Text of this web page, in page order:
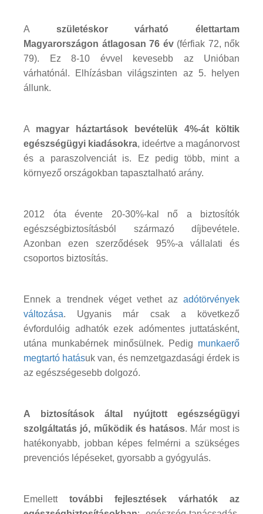
A születéskor várható élettartam
Magyarországon átlagosan 76 év(férfiak 72, nők
79). Ez 8-10 évvel kevesebb az Unióban
várhatónál. Elhízásban világszinten az 5. helyen
állunk.
A magyar háztartások bevételük 4%-át költik
egészségügyi kiadásokra, ideértve a magánorvost
és a paraszolvenciát is. Ez pedig több, mint a
környező országokban tapasztalható arány.
2012 óta évente 20-30%-kal nő a biztosítók
egészségbiztosításból származó díjbevétele.
Azonban ezen szerződések 95%-a vállalati és
csoportos biztosítás.
Ennek a trendnek véget vethet az adótörvények
változása. Ugyanis már csak a következő
évfordulóig adhatók ezek adómentes juttatásként,
utána munkabérnek minősülnek. Pedig munkaerő
megtartó hatásuk van, és nemzetgazdasági érdek is
az egészségesebb dolgozó.
A biztosítások által nyújtott egészségügyi
szolgáltatás jó, működik és hatásos. Már most is
hatékonyabb, jobban képes felmérni a szükséges
prevenciós lépéseket, gyorsabb a gyógyulás.
Emellett további fejlesztések várhatók az